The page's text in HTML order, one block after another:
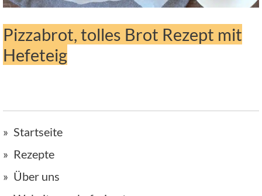
Pizzabrot, tolles Brot Rezept mit
Hefeteig
Startseite
Rezepte
Über uns